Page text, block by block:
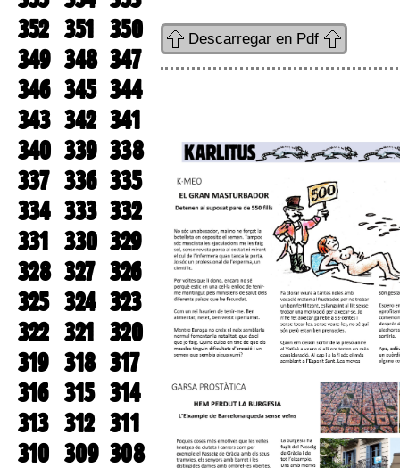
352 351 350
349 348 347
346 345 344
343 342 341
340 339 338
337 336 335
334 333 332
331 330 329
328 327 326
325 324 323
322 321 320
319 318 317
316 315 314
313 312 311
310 309 308
Descarregar en Pdf